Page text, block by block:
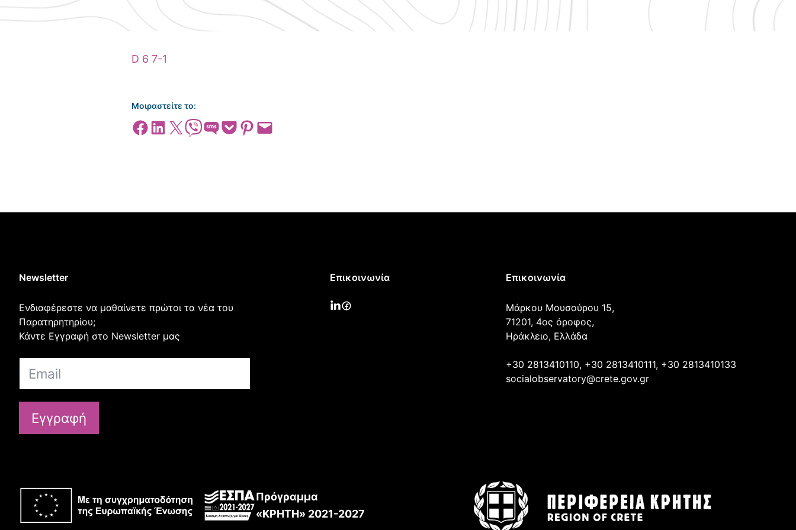
D 6 7-1
Μοιραστείτε το:
Share on Facebook
Share on LinkedIn
Share on X Share on ViberShare on SMSShare on Pocket
Share on Pinterest
Email this Page
Newsletter
Ενδιαφέρεστε να μαθαίνετε πρώτοι τα νέα του
Παρατηρητηρίου;
Κάντε Εγγραφή στο Newsletter μας
Εγγραφή
Επικοινωνία Επικοινωνία
Μάρκου Μουσούρου 15,
71201, 4ος όροφος,
Ηράκλειο, Ελλάδα
+30 2813410110, +30 2813410111, +30 2813410133
socialobservatory@crete.gov.gr
Πρόγραμμα
«ΚΡΗΤΗ» 2021-2027